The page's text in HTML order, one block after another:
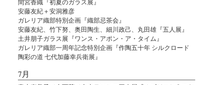
間宮香織『初夏のガラス展』
安藤友紀＋安洞雅彦
ガレリア織部特別企画『織部忌茶会』
安藤友紀、竹下努、奥田陶生、細川政己、丸田雄『五人展』
土井朋子ガラス展『ワンス・アポン・ア・タイム』
ガレリア織部一周年記念特別企画『作陶五十年 シルクロード
陶彩の道 七代加藤幸兵衛展』
7月